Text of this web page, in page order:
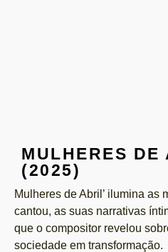
MULHERES DE
(2025)
Mulheres de Abril’ ilumina as
cantou, as suas narrativas
que o compositor revelou
sociedade em transformação.